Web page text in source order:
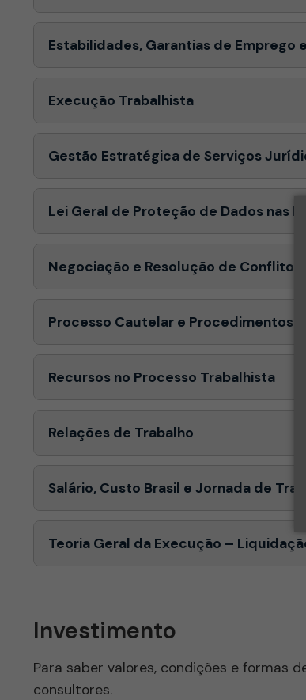
Estabilidades, Garantias de Emprego
Execução Trabalhista
Gestão Estratégica de Serviços
Lei Geral de Proteção de Dados nas
Negociação e Resolução de Conflitos
Processo Cautelar e Procedimentos
Recursos no Processo Trabalhista
Relações de Trabalho
Salário, Custo Brasil e Jornada de
Teoria Geral da Execução –
Investimento
Para saber valores, condições e formas
consultores.